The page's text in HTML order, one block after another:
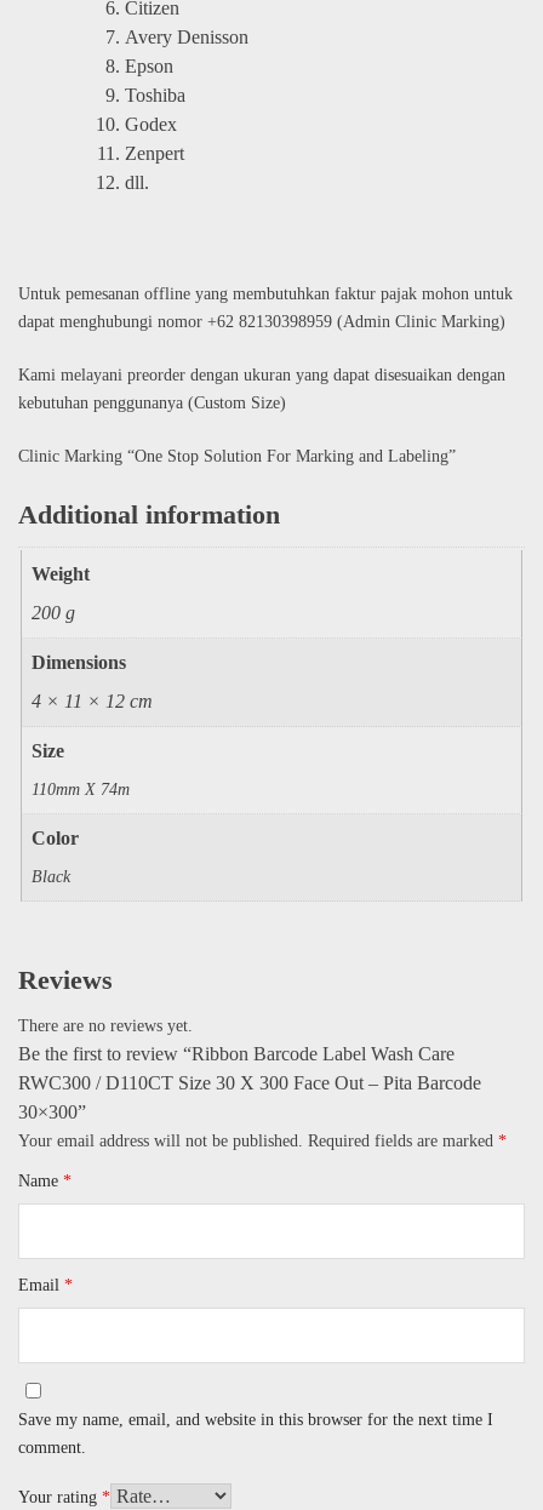
Citizen
Avery Denisson
Epson
Toshiba
Godex
Zenpert
dll.
Untuk pemesanan offline yang membutuhkan faktur pajak mohon untuk
dapat menghubungi nomor +62 82130398959 (Admin Clinic Marking)
Kami melayani preorder dengan ukuran yang dapat disesuaikan dengan
kebutuhan penggunanya (Custom Size)
Clinic Marking “One Stop Solution For Marking and Labeling”
Additional information
Weight
200 g
Dimensions
4 × 11 × 12 cm
Size
110mm X 74m
Color
Black
Reviews
There are no reviews yet.
Be the first to review “Ribbon Barcode Label Wash Care
RWC300 / D110CT Size 30 X 300 Face Out – Pita Barcode
30×300”
Your email address will not be published. Required fields are marked *
Name *
Email *
Save my name, email, and website in this browser for the next time I
comment.
Your rating *